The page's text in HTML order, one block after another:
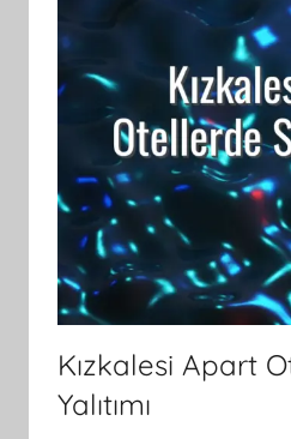
Kızkalesi Apart
Yalıtımı